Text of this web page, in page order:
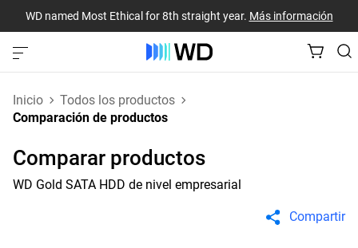
WD named Most Ethical for 8th straight year. Más información
Inicio
Todos los productos
Comparación de productos
Comparar productos
WD Gold SATA HDD de nivel empresarial
Compartir